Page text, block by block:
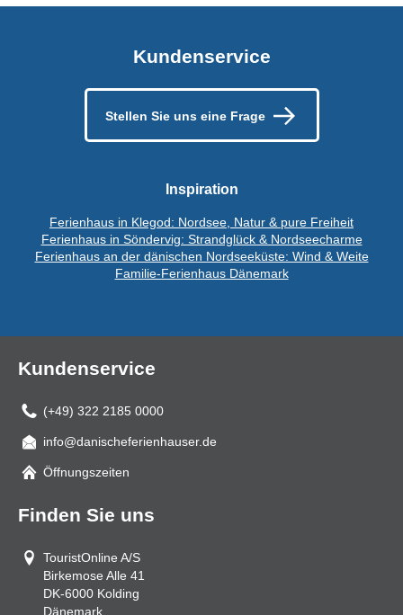
Kundenservice
Stellen Sie uns eine Frage
Inspiration
Ferienhaus in Klegod: Nordsee, Natur & pure Freiheit
Ferienhaus in Söndervig: Strandglück & Nordseecharme
Ferienhaus an der dänischen Nordseeküste: Wind & Weite
Familie-Ferienhaus Dänemark
Kundenservice
(+49) 322 2185 0000
Mail
info@danischeferienhauser.de
Öffnungszeiten
Finden Sie uns
TouristOnline A/S
Birkemose Alle 41
DK-6000 Kolding
Dänemark